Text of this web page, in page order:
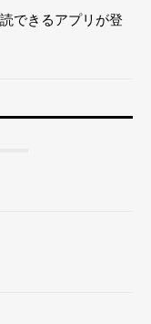
できるアプリが登